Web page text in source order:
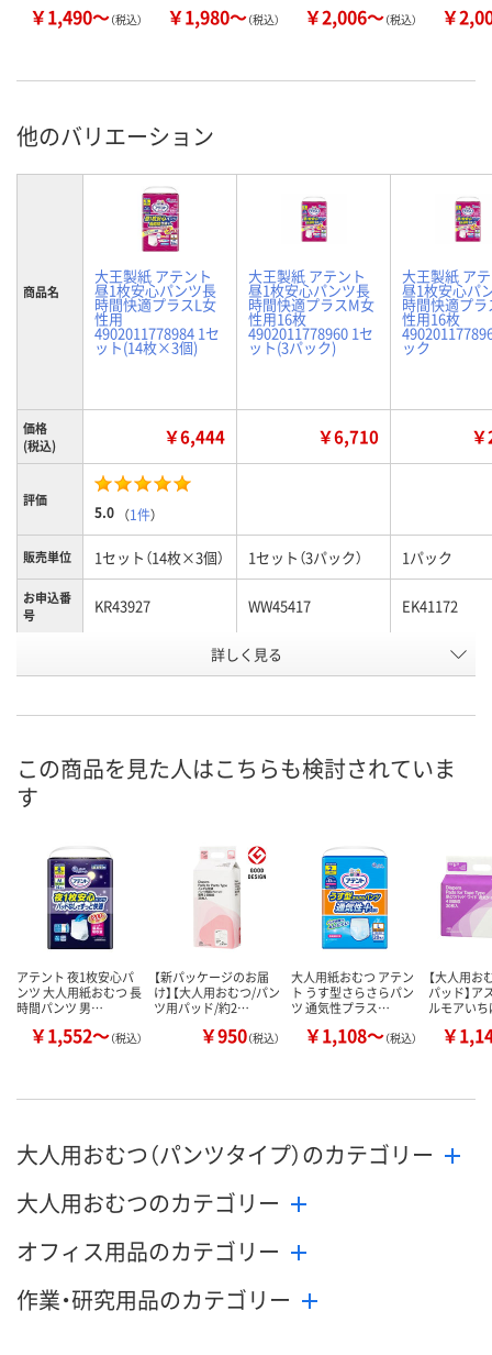
￥1,490～（税込） ￥1,980～（税込） ￥2,006～（税込） ￥
他のバリエーション
商品名
大王製紙 アテント
昼1枚安心パンツ長
時間快適プラスL女
性用
4902011778984 1セ
ット(14枚×3個)
大王製紙 アテント
昼1枚安心パンツ長
時間快適プラスM女
性用16枚
4902011778960 1セ
ット(3パック)
大王製紙 ア
昼1枚安心パ
時間快適プ
性用16枚
ック
価格
(税込)
￥6,444 ￥6,710
評価
5.0 （1件）
販売単位 1セット（14枚×3個） 1セット（3パック） 1パック
お申込番
号
KR43927 WW45417 EK41172
あり
数量 数量
詳しく見る
この商品を見た人はこちらも検討されていま
す
アテント 夜1枚安心パ
ンツ 大人用紙おむつ 長
時間パンツ 男…
￥1,552～（税込）
【新パッケージのお届
け】【大人用おむつ/パン
ツ用パッド/約2…
￥950（税込）
大人用紙おむつ アテン
ト うす型さらさらパン
ツ 通気性プラス…
￥1,108～（税込）
【大人用お
パッド】
ルモアい
￥
大人用おむつ（パンツタイプ）のカテゴリー
大人用おむつのカテゴリー
オフィス用品のカテゴリー
作業・研究用品のカテゴリー